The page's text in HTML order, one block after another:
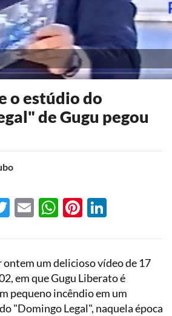
o estúdio do
de Gugu pegou
Twitter
EmailWhatsApp
Pinterest
um delicioso vídeo de 17
em que Gugu Liberato é
pequeno incêndio em um
"Domingo Legal", naquela época